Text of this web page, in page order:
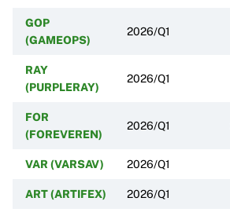
GOP
(GAMEOPS)
2026/Q1
RAY
(PURPLERAY)
2026/Q1
FOR
(FOREVEREN)
2026/Q1
VAR (VARSAV) 2026/Q1
ART (ARTIFEX) 2026/Q1